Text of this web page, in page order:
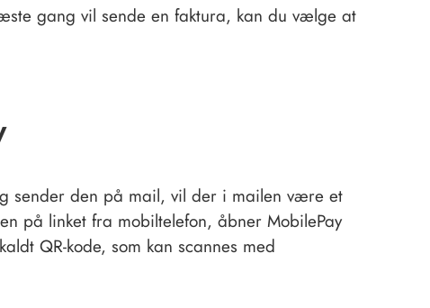
gang vil sende en faktura, kan du vælge at
sender den på mail, vil der i mailen være et
på linket fra mobiltelefon, åbner MobilePay
QR-kode, som kan scannes med